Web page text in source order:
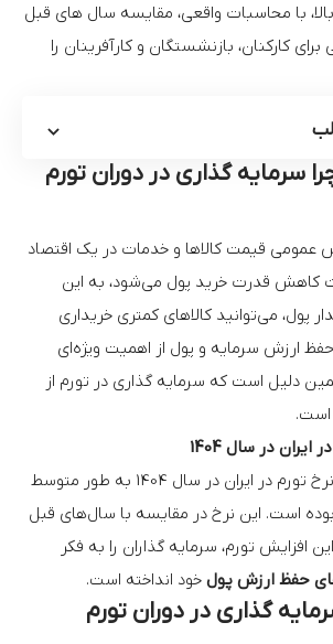
با محاسبات واقعی، مقایسه سال‌ های قبل
کارکنان، بازنشستگان و کارآفرینان را
سرمایه گذاری در دوران تورم
عمومی قیمت کالاها و خدمات در یک اقتصاد
کاهش قدرت خرید پول می‌شود، به این
پول، می‌توانید کالاهای کمتری خریداری
حفظ ارزش سرمایه و پول از اهمیت ویژه‌ای
دلیل است که سرمایه گذاری در تورم از
است.
در سال 1404
بر اساس آمار رسمی، نرخ تورم در ایران در سال 1404 به طور متوسط
از 40 درصد بوده است. این نرخ در مقایسه با سال‌های قبل
افزایش تورم، سرمایه گذاران را به فکر
حفظ ارزش پول خود انداخته است.
گذاری در دوران تورم